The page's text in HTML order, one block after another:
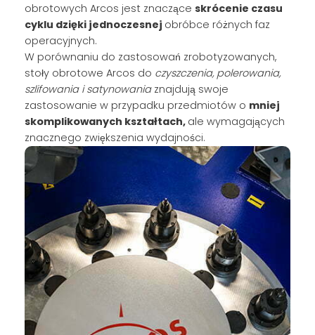
obrotowych Arcos jest znaczące skrócenie czasu
cyklu dzięki jednoczesnej obróbce różnych faz
operacyjnych.
W porównaniu do zastosowań zrobotyzowanych,
stoły obrotowe Arcos do czyszczenia, polerowania,
szlifowania i satynowania znajdują swoje
zastosowanie w przypadku przedmiotów o mniej
skomplikowanych kształtach, ale wymagających
znacznego zwiększenia wydajności.